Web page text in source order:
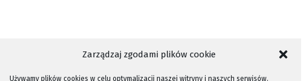
Zarządzaj zgodami plików cookie
Używamy plików cookies w celu optymalizacji naszej witryny i naszych serwisów.